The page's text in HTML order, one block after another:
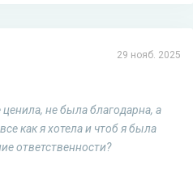
29 нояб. 2025
не была благодарна, а
как я хотела и чтоб я была
ответственности?